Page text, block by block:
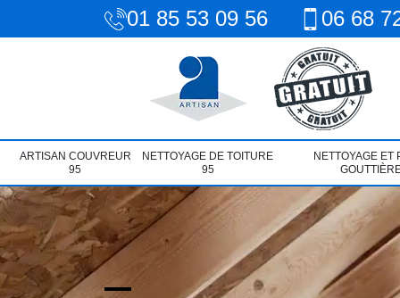
01 85 53 09 56 06 68
ARTISAN COUVREUR
95
NETTOYAGE DE TOITURE
95
NETTOYAGE ET